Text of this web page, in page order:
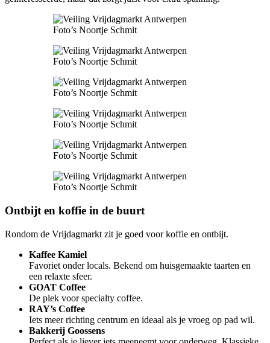
Foto’s Noortje Schmit
Foto’s Noortje Schmit
Foto’s Noortje Schmit
Foto’s Noortje Schmit
Foto’s Noortje Schmit
Foto’s Noortje Schmit
Ontbijt en koffie in de buurt
Rondom de Vrijdagmarkt zit je goed voor koffie en ontbijt.
Kaffee Kamiel
Favoriet onder locals. Bekend om huisgemaakte taarten en
een relaxte sfeer.
GOAT Coffee
De plek voor specialty coffee.
RAY’s Coffee
Iets meer richting centrum en ideaal als je vroeg op pad wil.
Bakkerij Goossens